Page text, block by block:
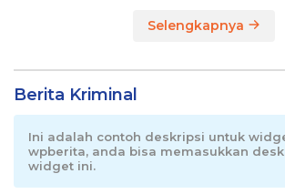
Selengkapnya
Berita Kriminal
Ini adalah contoh deskripsi untuk
wpberita, anda bisa memasukkan
widget ini.